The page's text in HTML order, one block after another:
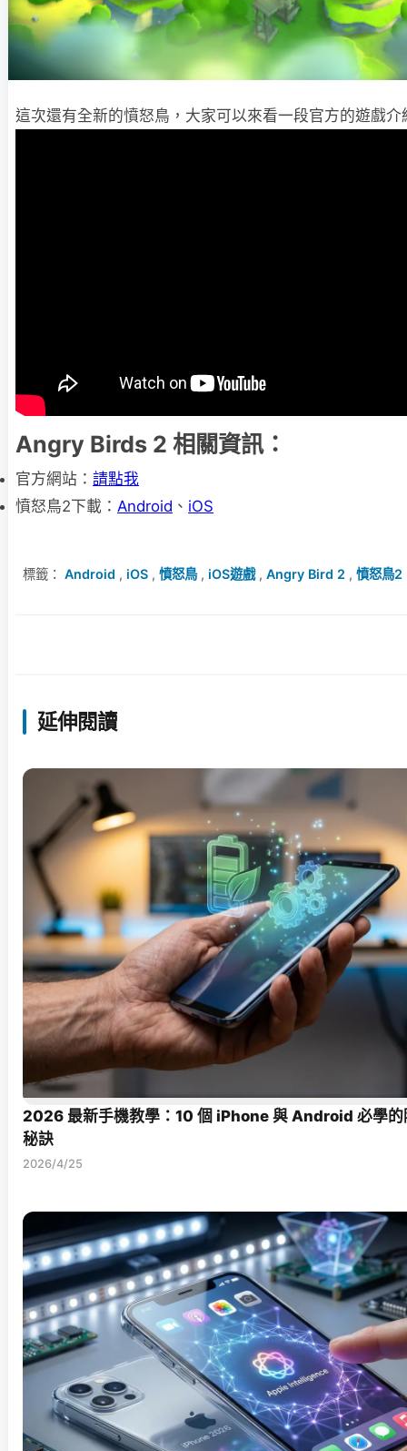
這次還有全新的憤怒鳥，大家可以來看一段官方的遊戲介
Angry Birds 2 相關資訊：
官方網站： 請點我
憤怒鳥2下載： Android 、 iOS
標籤： Android , iOS , 憤怒鳥, iOS遊戲, Angry Bird 2 , 憤怒鳥2
延伸閱讀
2026 最新手機教學：10 個 iPhone 與 Android 必學的
秘訣
2026/4/25